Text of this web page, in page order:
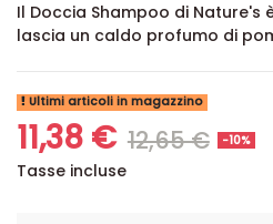
Il Doccia Shampoo di Nature's
lascia un caldo profumo di
Ultimi articoli in magazzino
11,38 € 12,65 € -10%
Tasse incluse